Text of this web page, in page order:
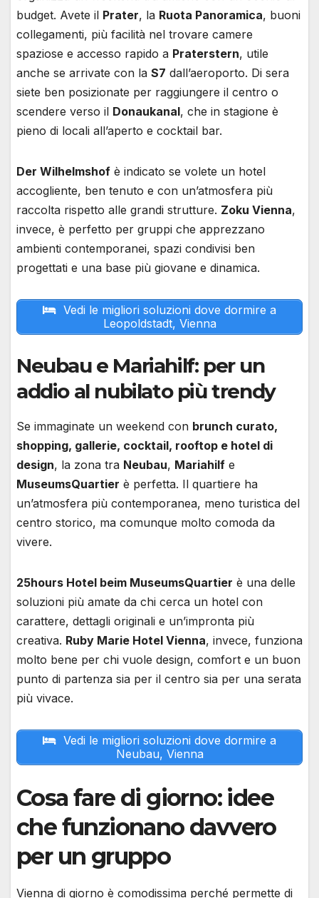
budget. Avete il Prater, la Ruota Panoramica, buoni
collegamenti, più facilità nel trovare camere
spaziose e accesso rapido a Praterstern, utile
anche se arrivate con la S7 dall’aeroporto. Di sera
siete ben posizionate per raggiungere il centro o
scendere verso il Donaukanal, che in stagione è
pieno di locali all’aperto e cocktail bar.
Der Wilhelmshof è indicato se volete un hotel
accogliente, ben tenuto e con un’atmosfera più
raccolta rispetto alle grandi strutture. Zoku Vienna,
invece, è perfetto per gruppi che apprezzano
ambienti contemporanei, spazi condivisi ben
progettati e una base più giovane e dinamica.
Vedi le migliori soluzioni dove dormire a
Leopoldstadt, Vienna
Neubau e Mariahilf: per un
addio al nubilato più trendy
Se immaginate un weekend con brunch curato,
shopping, gallerie, cocktail, rooftop e hotel di
design, la zona tra Neubau, Mariahilf e
MuseumsQuartier è perfetta. Il quartiere ha
un’atmosfera più contemporanea, meno turistica del
centro storico, ma comunque molto comoda da
vivere.
25hours Hotel beim MuseumsQuartier è una delle
soluzioni più amate da chi cerca un hotel con
carattere, dettagli originali e un’impronta più
creativa. Ruby Marie Hotel Vienna, invece, funziona
molto bene per chi vuole design, comfort e un buon
punto di partenza sia per il centro sia per una serata
più vivace.
Vedi le migliori soluzioni dove dormire a
Neubau, Vienna
Cosa fare di giorno: idee
che funzionano davvero
per un gruppo
Vienna di giorno è comodissima perché permette di